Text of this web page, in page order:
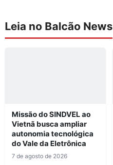
Leia no Balcão News
Missão do SINDVEL ao
Vietnã busca ampliar
autonomia tecnológica
do Vale da Eletrônica
7 de agosto de 2026